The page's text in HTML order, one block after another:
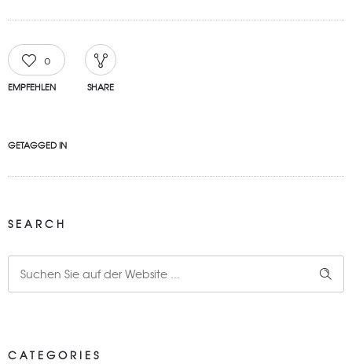
0
EMPFEHLEN SHARE
GETAGGED IN
SEARCH
CATEGORIES